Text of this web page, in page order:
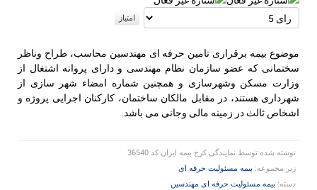
لطفا
رای
موضوع بیمه برقراری تامین حرفه ای مهندسین محاسب، طراح وناظر
سختمانی که عضو سازمان نظام مهندسی و دارای پروانه اشتغال از
وزارت مسکن وشهرسازی و همچنین شماره امضاء شهر سازی از
شهرداری هستند، در مقابل مالکان ساختمان، کارکنان اجرایی پروژه و
اشخاص ثالث در زمینه مالی وجانی می باشد.
نوشته شده توسط نمایندگی کرج بیمه ایران کد 36540
زیر مجموعه: بیمه مسئولیت حرفه ای
دسته: بیمه مسئولیت حرفه ای مهندسین